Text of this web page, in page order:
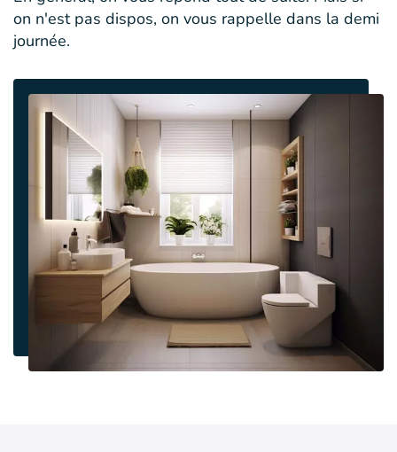
on n'est pas dispos, on vous rappelle dans la demi
journée.